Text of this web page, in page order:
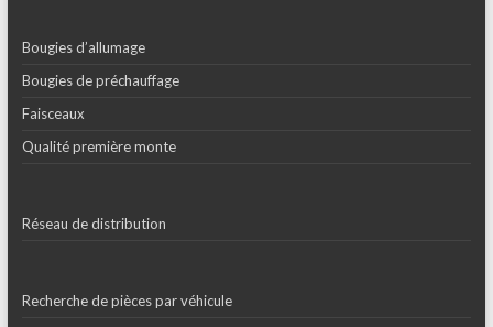
Bougies d’allumage
Bougies de préchauffage
Faisceaux
Qualité première monte
Réseau de distribution
Recherche de pièces par véhicule